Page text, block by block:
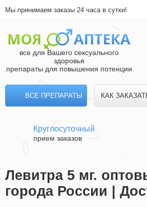
Мы принимаем заказы 24 часа в сутки!
все для Вашего сексуального
здоровья
препараты для повышения потенции
ВСЕ ПРЕПАРАТЫ КАК
Круглосуточный
прием заказов
Левитра 5 мг.
города России |